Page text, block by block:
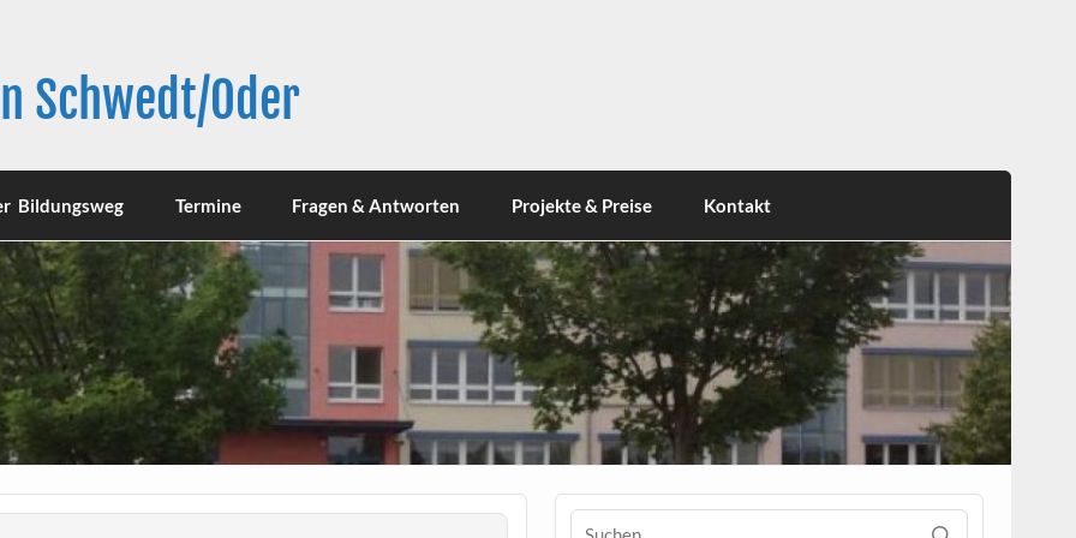
Schwedt/Oder
Bildungsweg Termine Fragen & Antworten Projekte & Preise Kontakt